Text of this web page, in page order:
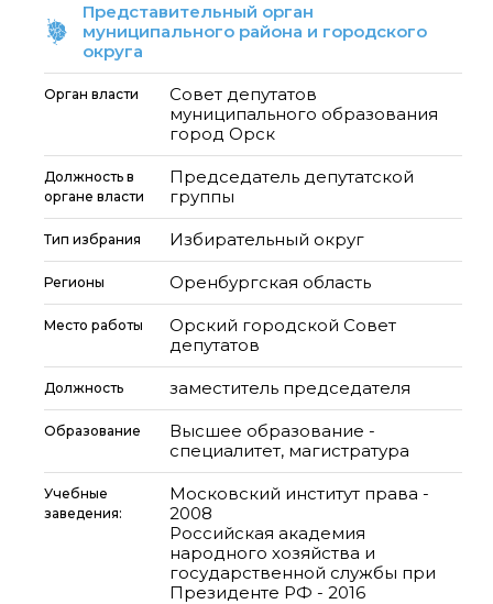
Представительный орган
муниципального района и городского
округа
Орган власти
Совет депутатов
муниципального образования
город Орск
Должность в
органе власти
Председатель депутатской
группы
Тип избрания Избирательный округ
Регионы Оренбургская область
Место работы
Орский городской Совет
депутатов
Должность заместитель председателя
Образование
Высшее образование -
специалитет, магистратура
Учебные
заведения:
Московский институт права -
2008
Российская академия
народного хозяйства и
государственной службы при
Президенте РФ - 2016